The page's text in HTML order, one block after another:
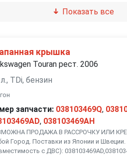
Lexus
Mitsubishi
Porsche
Skoda
Показать все
крышка
Touran рест. 2006
TDi, бензин
запчасти: 038103469Q,
, 038103469AH
ПРОДАЖА В РАССРОЧКУ ИЛИ
Город. Поставки из Японии и Швеции.
с ДВС):